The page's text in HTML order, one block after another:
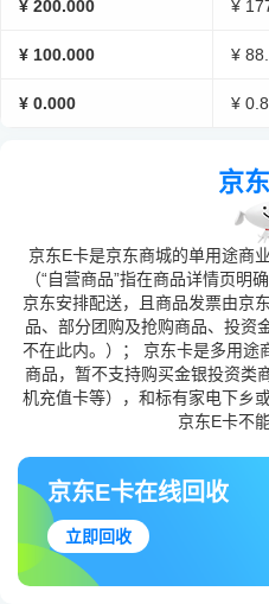
¥ 200.000 ¥
¥ 100.000 ¥
¥ 0.000 ¥
京
京东E卡是京东商城的单用途商
（“自营商品”指在商品详情页明
京东安排配送，且商品发票由京
品、部分团购及抢购商品、投资
不在此内。）； 京东卡是多用途
商品，暂不支持购买金银投资类
机充值卡等），和标有家电下乡
京东E卡不
京东E卡在线回收
立即回收